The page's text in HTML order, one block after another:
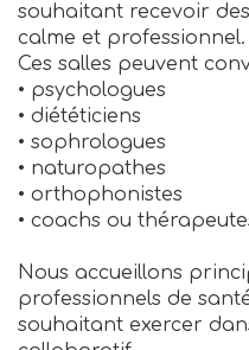
souhaitant recevoir
calme et professionnel.
Ces salles peuvent
• psychologues
• diététiciens
• sophrologues
• naturopathes
• orthophonistes
• coachs ou
Nous accueillons
professionnels de
souhaitant exercer